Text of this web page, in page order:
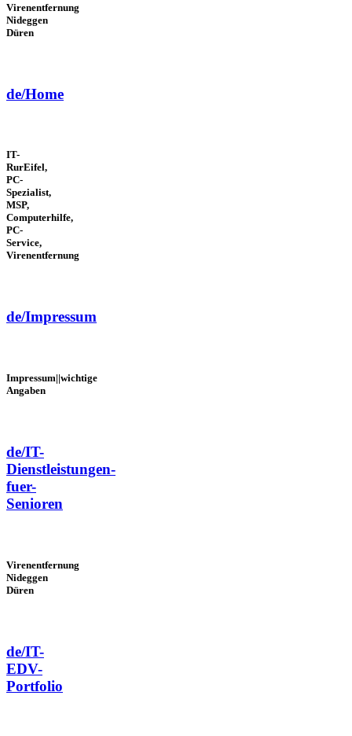
Virenentfernung
Nideggen
Düren
de/Home
IT-
RurEifel,
PC-
Spezialist,
MSP,
Computerhilfe,
PC-
Service,
Virenentfernung
de/Impressum
Impressum||wichtige
Angaben
de/IT-
Dienstleistungen-
fuer-
Senioren
Virenentfernung
Nideggen
Düren
de/IT-
EDV-
Portfolio